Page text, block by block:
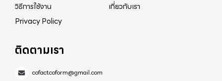
วิธีการใช้งาน
เกี่ยวกับเรา
Privacy Policy
ติดตามเรา
cofactcoform@gmail.com